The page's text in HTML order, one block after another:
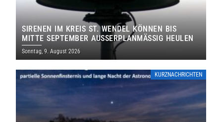
SIRENEN IM KREIS ST. WENDEL KÖNNEN BIS
MITTE SEPTEMBER AUSSERPLANMÄSSIG HEULEN
Sonntag, 9. August 2026
KURZNACHRICHTEN